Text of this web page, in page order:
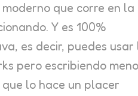
que corre en la
Y es 100%
es decir, puedes usar
pero escribiendo
lo hace un placer